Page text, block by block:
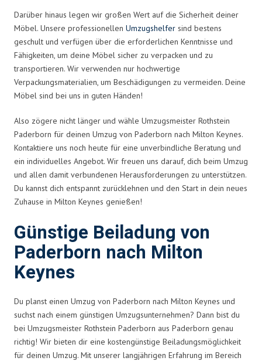
Darüber hinaus legen wir großen Wert auf die Sicherheit deiner
Möbel. Unsere professionellen Umzugshelfer sind bestens
geschult und verfügen über die erforderlichen Kenntnisse und
Fähigkeiten, um deine Möbel sicher zu verpacken und zu
transportieren. Wir verwenden nur hochwertige
Verpackungsmaterialien, um Beschädigungen zu vermeiden. Deine
Möbel sind bei uns in guten Händen!
Also zögere nicht länger und wähle Umzugsmeister Rothstein
Paderborn für deinen Umzug von Paderborn nach Milton Keynes.
Kontaktiere uns noch heute für eine unverbindliche Beratung und
ein individuelles Angebot. Wir freuen uns darauf, dich beim Umzug
und allen damit verbundenen Herausforderungen zu unterstützen.
Du kannst dich entspannt zurücklehnen und den Start in dein neues
Zuhause in Milton Keynes genießen!
Günstige Beiladung von
Paderborn nach Milton
Keynes
Du planst einen Umzug von Paderborn nach Milton Keynes und
suchst nach einem günstigen Umzugsunternehmen? Dann bist du
bei Umzugsmeister Rothstein Paderborn aus Paderborn genau
richtig! Wir bieten dir eine kostengünstige Beiladungsmöglichkeit
für deinen Umzug. Mit unserer langjährigen Erfahrung im Bereich